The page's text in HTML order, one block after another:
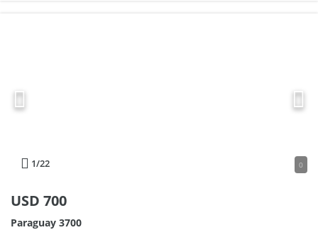
1/22 0
USD 700
Paraguay 3700